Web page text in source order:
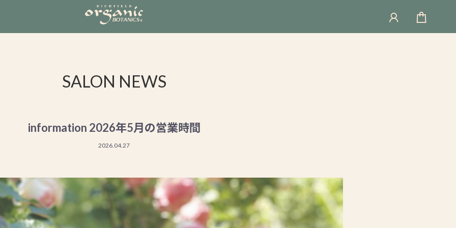
SALON NEWS
information 2026年5月の営業時間
2026.04.27